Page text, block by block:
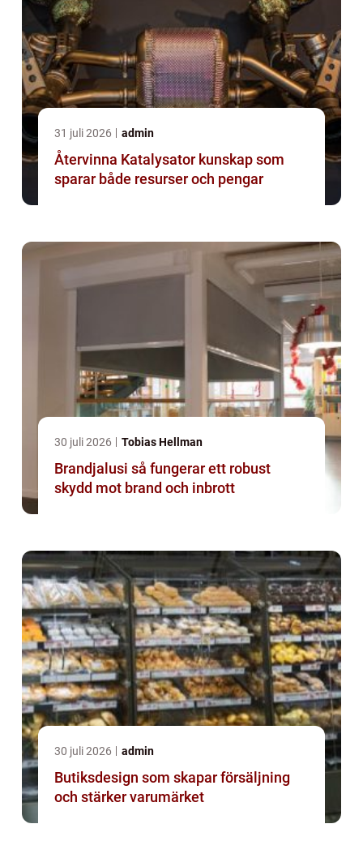
31 juli 2026 admin
Återvinna Katalysator kunskap som
sparar både resurser och pengar
30 juli 2026 Tobias Hellman
Brandjalusi så fungerar ett robust
skydd mot brand och inbrott
30 juli 2026 admin
Butiksdesign som skapar försäljning
och stärker varumärket